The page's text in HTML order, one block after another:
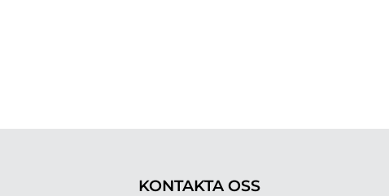
KONTAKTA OSS